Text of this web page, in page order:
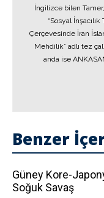
İngilizce bilen
“Sosyal
Çerçevesinde İran
Mehdilik” adlı tez
anda ise
Benzer
Güney Kore-
Soğuk Savaş